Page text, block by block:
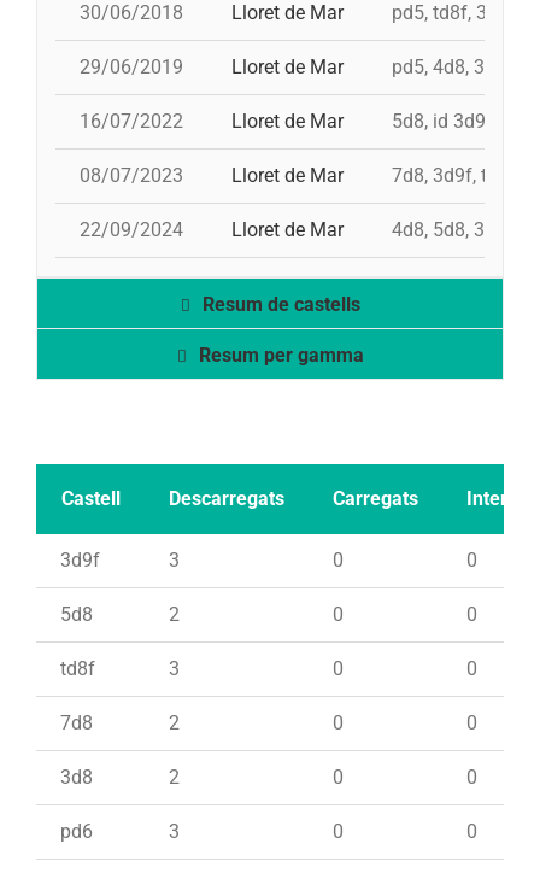
30/06/2018 Lloret de Mar pd5, td8f, 3d9f,
29/06/2019 Lloret de Mar pd5, 4d8, 3d8,
16/07/2022 Lloret de Mar 5d8, id 3d9f,
08/07/2023 Lloret de Mar 7d8, 3d9f, td8f,
22/09/2024 Lloret de Mar 4d8, 5d8, 3d8,
Resum de castells
Resum per gamma
Castell Descarregats Carregats Intents
3d9f 3 0 0
5d8 2 0 0
td8f 3 0 0
7d8 2 0 0
3d8 2 0 0
pd6 3 0 0